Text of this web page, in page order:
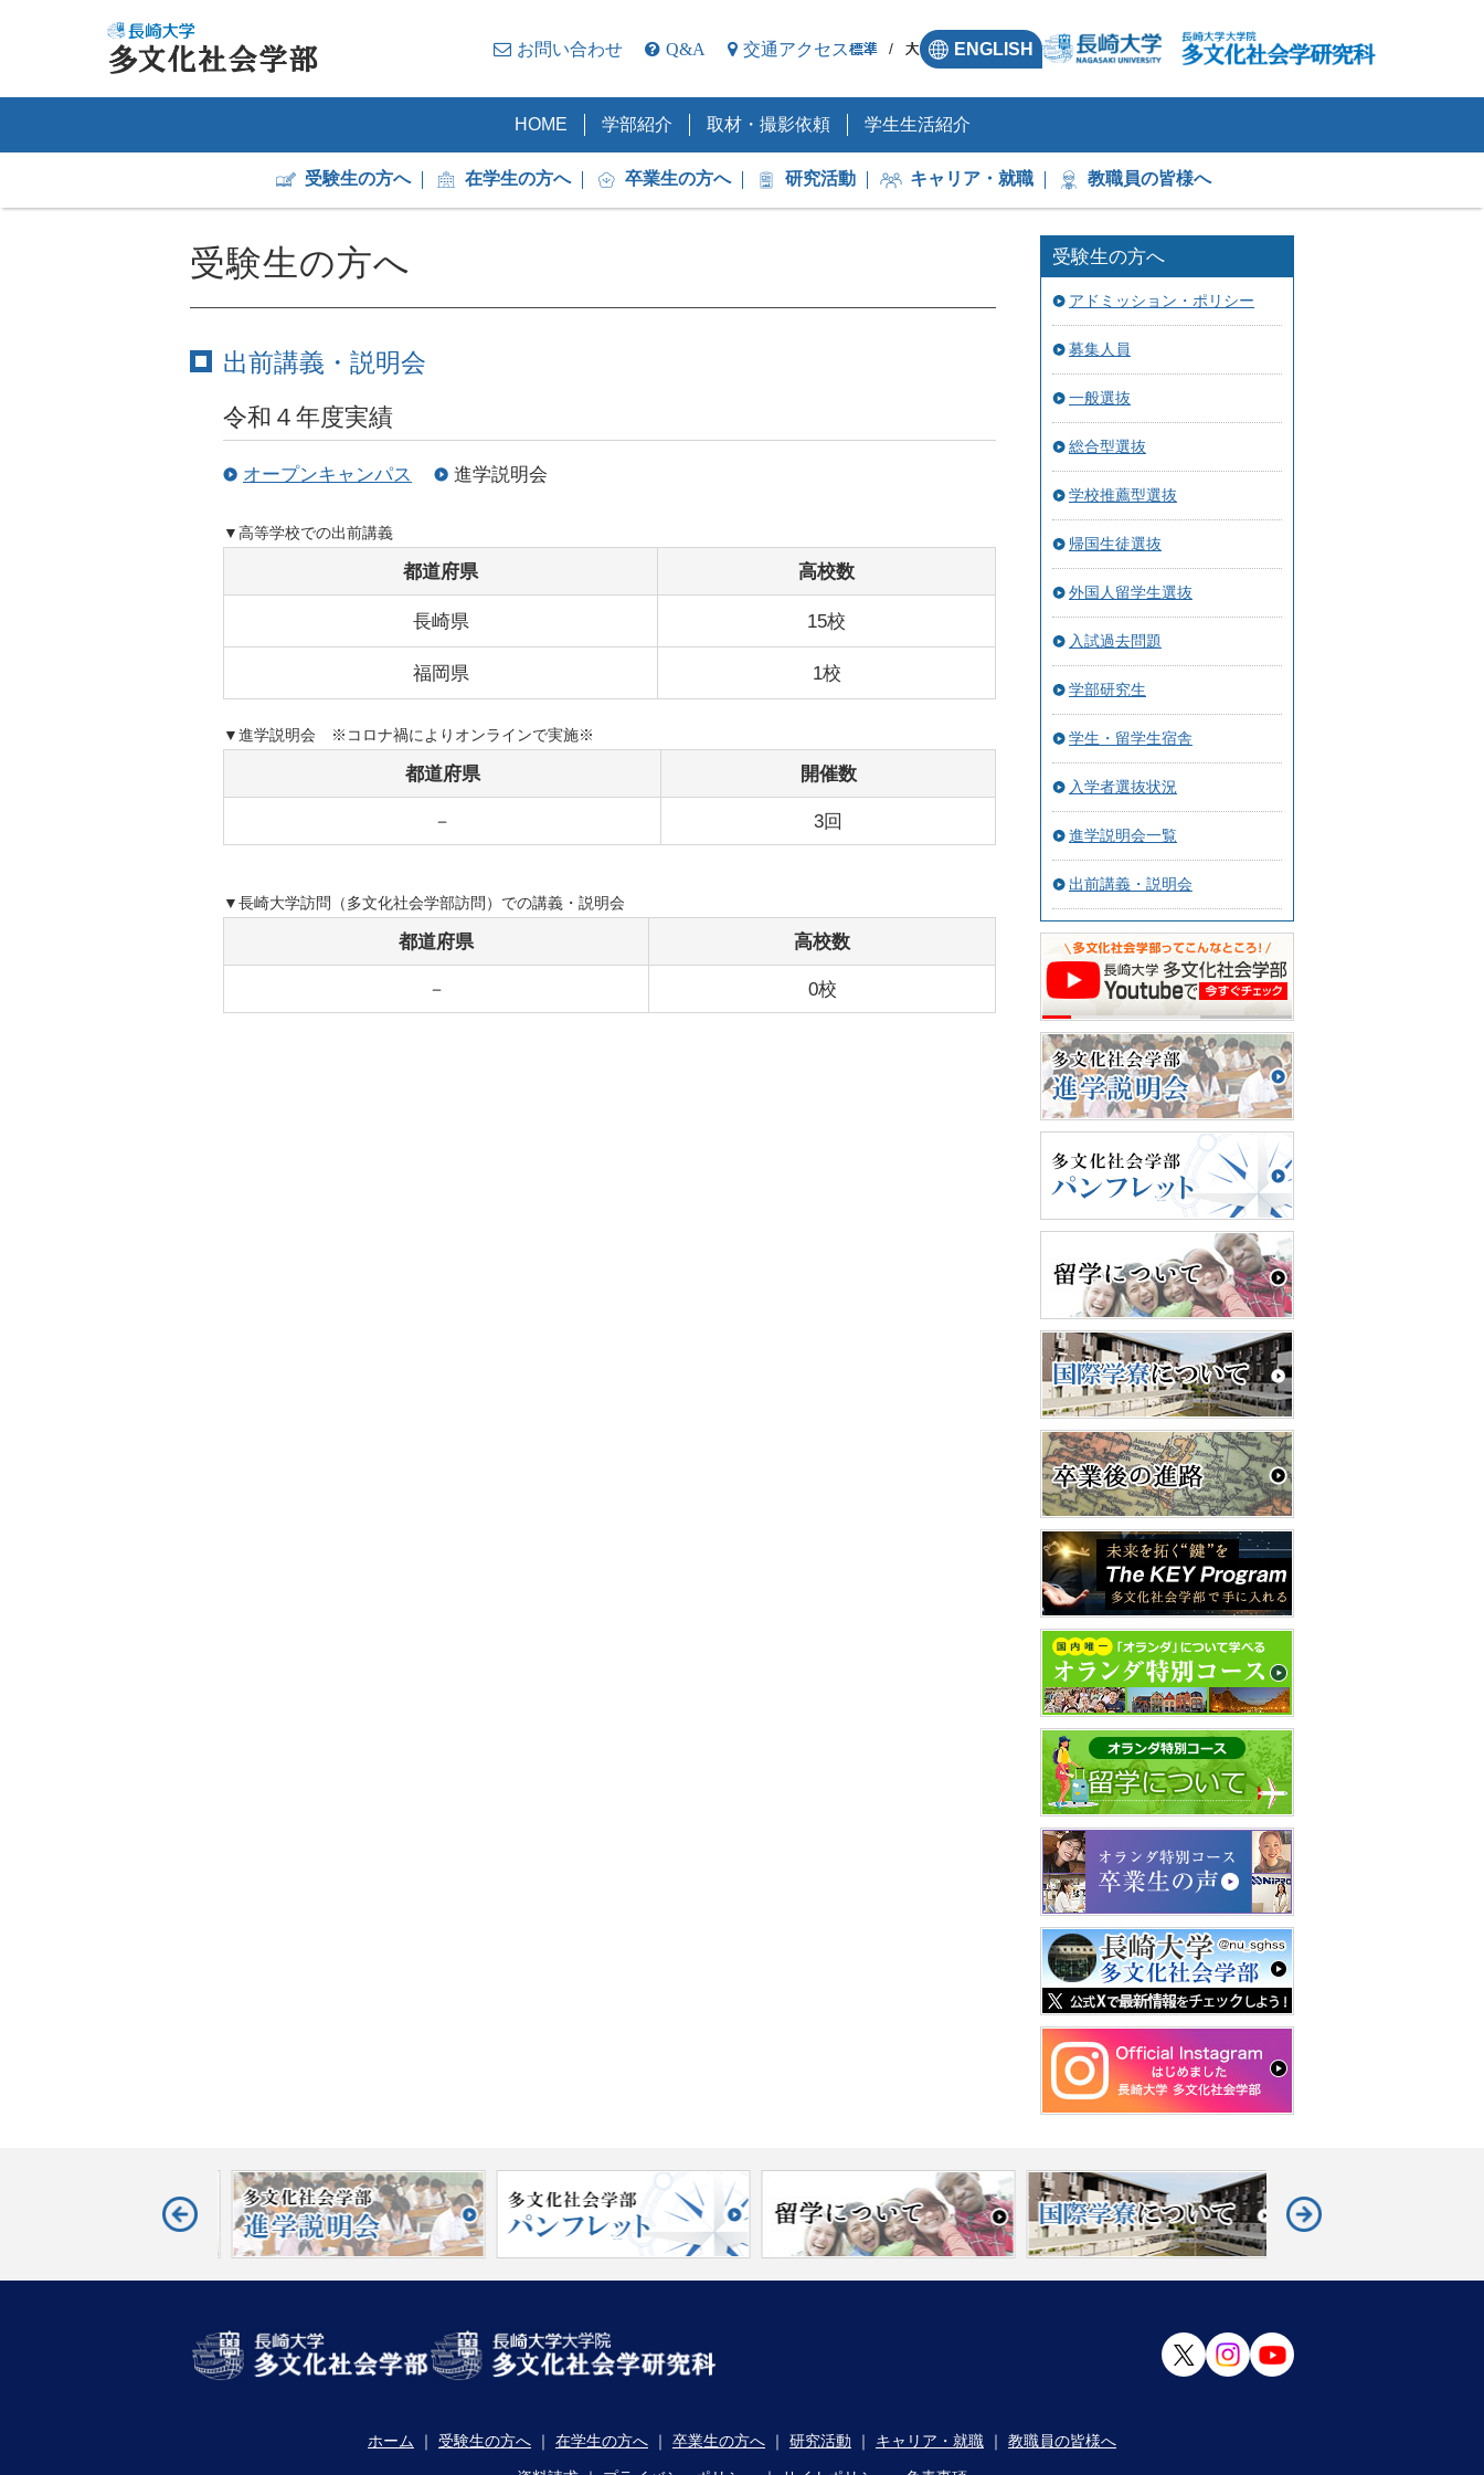
お問い合わせ Q&A 交通アクセス ENGLISH
HOME 学部紹介 取材・撮影依頼 学生生活紹介
受験生の方へ 在学生の方へ 卒業生の方へ 研究活動 キャリア・就職 教職員の皆様へ
受験生の方へ
出前講義・説明会
令和４年度実績
オープンキャンパス 進学説明会
▼高等学校での出前講義
都道府県 高校数
長崎県 15校
福岡県 1校
▼進学説明会 ※コロナ禍によりオンラインで実施※
都道府県 開催数
－ 3回
▼長崎大学訪問（多文化社会学部訪問）での講義・説明会
都道府県 高校数
－ 0校
受験生の方へ
アドミッション・ポリシー
募集人員
一般選抜
総合型選抜
学校推薦型選抜
帰国生徒選抜
外国人留学生選抜
入試過去問題
学部研究生
学生・留学生宿舎
入学者選抜状況
進学説明会一覧
出前講義・説明会
ホーム ｜ 受験生の方へ ｜ 在学生の方へ ｜ 卒業生の方へ ｜ 研究活動 ｜ キャリア・就職 ｜ 教職員の皆様へ